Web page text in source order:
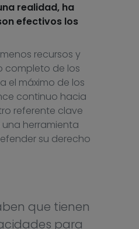
realidad, ha
efectivos los
recursos y
completo de los
el máximo de los
continuo hacia
referente clave
herramienta
su derecho
que tienen
para